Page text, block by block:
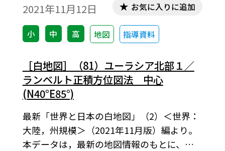
2021年11月12日
小 中 高 地図 指導資料
お気に入りに追加
［白地図］（81）ユーラシア北部１／
ランベルト正積方位図法 中心
(N40°E85°)
最新「世界と日本の白地図」（2）＜世界：
大陸，州規模＞（2021年11月版）編より。
本データは，最新の地図情報のもとに、高